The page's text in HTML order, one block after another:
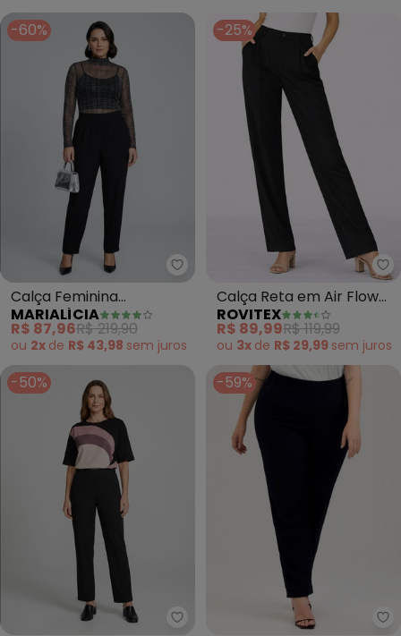
-60%
Marialícia - Calça Feminina
Calça Feminina
Creponada com Bolsos
(Preto)
MARIALÍCIA
R$ 87,96R$ 219,90
ou 2x de R$ 43,98 sem juros
-25%
Calça Reta em Air Flow
com Bolsos Aishty
(Preto)
ROVITEX
R$ 89,99R$ 119,99
ou 3x de R$ 29,99 sem juros
-50%
Marialícia - Calça Feminina
-59%